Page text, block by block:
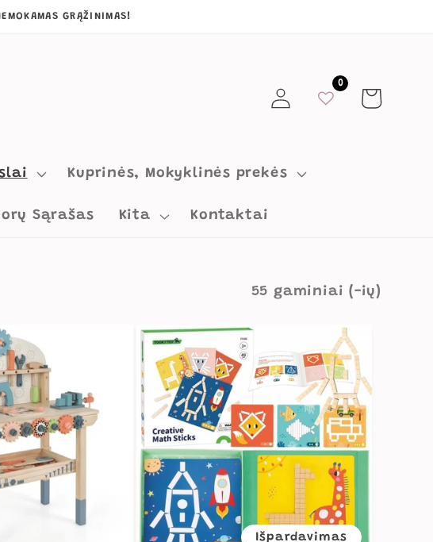
GRĄŽINIMAS!
Kuprinės, Mokyklinės prekės
Sąrašas Kita Kontaktai
Prisijungti
0
Krepšelis
55 gaminiai (-ių)
Išpardavimas